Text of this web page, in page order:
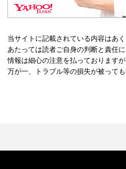
当サイトに記載されている内容はあ
あたっては読者ご自身の判断と責任
情報は細心の注意を払っております
万が一、トラブル等の損失が被って